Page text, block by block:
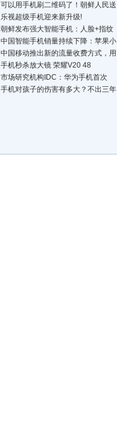
可以用手机刷二维码了！朝鲜人民送
乐视超级手机迎来新升级!
朝鲜发布强大智能手机：人脸+指纹
中国智能手机销量持续下降：苹果小
中国移动推出新的流量收费方式，用
手机秒杀放大镜 荣耀V20 48
市场研究机构IDC：华为手机首次
手机对孩子的伤害有多大？不出三年